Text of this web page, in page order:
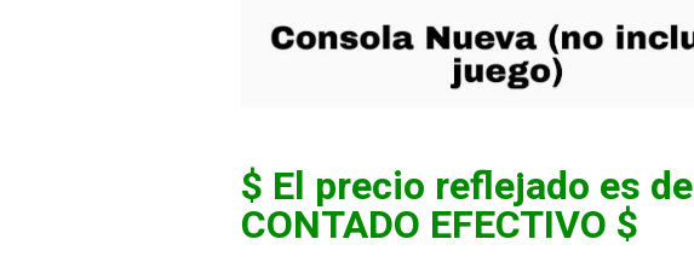
$ El precio reflejado es de
CONTADO EFECTIVO $